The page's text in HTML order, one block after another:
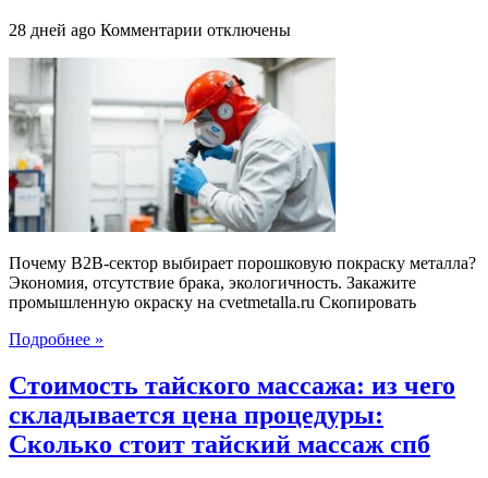
28 дней ago Комментарии к
Преимущества
порошковой
покраски
для
промышленного
сектора
и
B2B-
производств
отключены
Почему B2B-сектор выбирает порошковую покраску металла?
Экономия, отсутствие брака, экологичность. Закажите
промышленную окраску на cvetmetalla.ru Скопировать
Подробнее »
Стоимость тайского массажа: из чего
складывается цена процедуры:
Сколько стоит тайский массаж спб